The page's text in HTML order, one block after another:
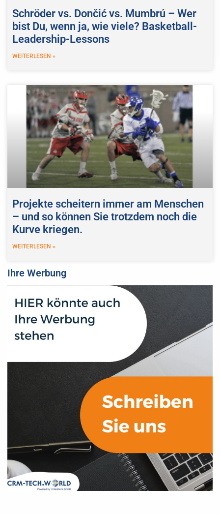
Schröder vs. Dončić vs. Mumbrú – Wer
bist Du, wenn ja, wie viele? Basketball-
Leadership-Lessons
WEITERLESEN »
Projekte scheitern immer am Menschen
– und so können Sie trotzdem noch die
Kurve kriegen.
WEITERLESEN »
Ihre Werbung